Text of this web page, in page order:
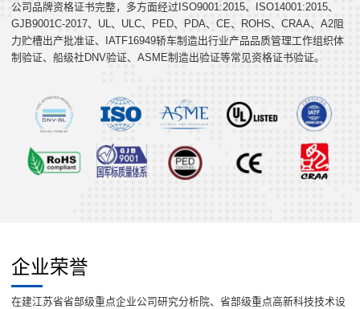
公司品牌资格证书完整，多方面经过ISO9001:2015、ISO14001:2015、
GJB9001C-2017、UL、ULC、PED、PDA、CE、ROHS、CRAA、A2阻
力贮槽出产批准证、IATF16949轿车制造出行业产品品质管理工作组织体
制验证、船级社DNV验证、ASME制造出验证等常见资格证书验证。
企业荣誉
在建江苏省省部级重点企业公司研究分析院、省部级重点高新科技技术设